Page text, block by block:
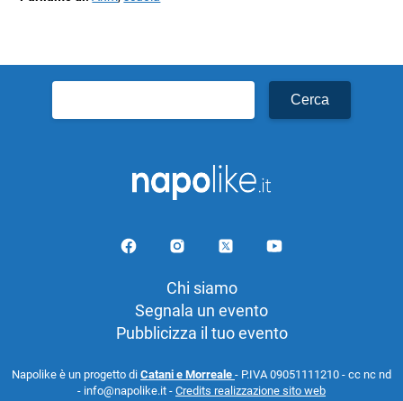
per:
Chi siamo
Segnala un evento
Pubblicizza il tuo evento
Napolike è un progetto di Catani e Morreale - P.IVA 09051111210 - cc nc nd
- info@napolike.it - Credits realizzazione sito web